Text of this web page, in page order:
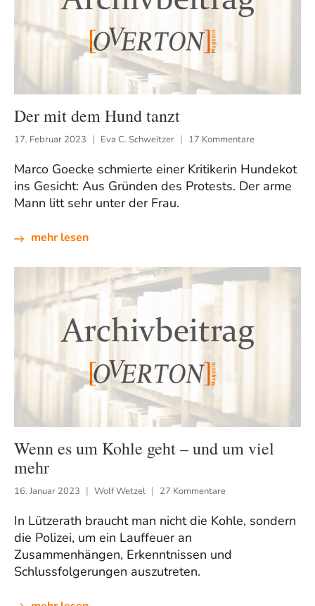
Der mit dem Hund tanzt
17. Februar 2023 Eva C. Schweitzer 17 Kommentare
Marco Goecke schmierte einer Kritikerin Hundekot
ins Gesicht: Aus Gründen des Protests. Der arme
Mann litt sehr unter der Frau.
mehr lesen
Wenn es um Kohle geht – und um viel
mehr
16. Januar 2023 Wolf Wetzel 27 Kommentare
In Lützerath braucht man nicht die Kohle, sondern
die Polizei, um ein Lauffeuer an
Zusammenhängen, Erkenntnissen und
Schlussfolgerungen auszutreten.